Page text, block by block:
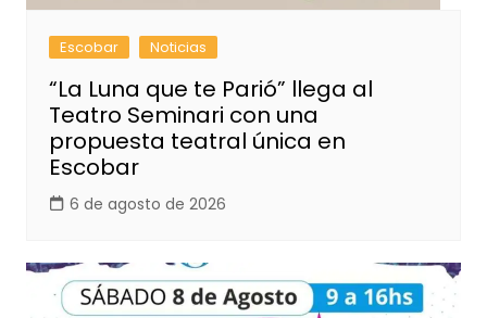
Escobar Noticias
“La Luna que te Parió” llega al
Teatro Seminari con una
propuesta teatral única en
Escobar
6 de agosto de 2026